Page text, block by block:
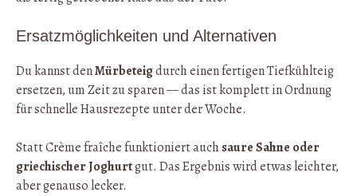
Ersatzmöglichkeiten und Alternativen
Du kannst denMürbeteigdurch einen fertigen Tiefkühlteig
ersetzen, um Zeit zu sparen — das ist komplett in Ordnung
für schnelle Hausrezepte unter der Woche.
Statt Crème fraîche funktioniert auchsaure Sahne oder
griechischer Joghurtgut. Das Ergebnis wird etwas leichter,
aber genauso lecker.